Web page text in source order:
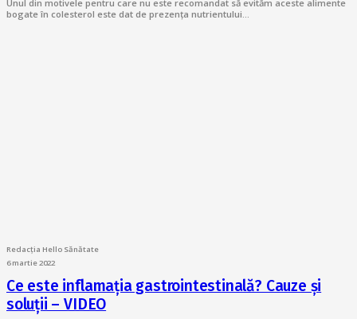
Unul din motivele pentru care nu este recomandat să evităm aceste alimente
bogate în colesterol este dat de prezența nutrientului…
Redacția Hello Sănătate
6 martie 2022
Ce este inflamația gastrointestinală? Cauze și
soluții – VIDEO